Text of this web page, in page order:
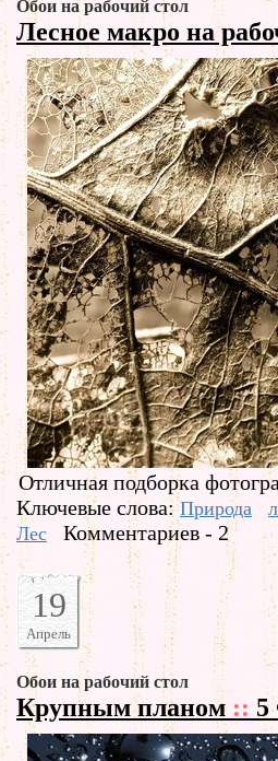
Обои на рабочий стол
Лесное макро на
Отличная подборка
Ключевые слова:Природа
Лес
Комментариев - 2
19
Апрель
Обои на рабочий стол
Крупным планом :: 5